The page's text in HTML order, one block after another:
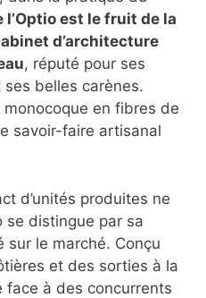
l’Optio est le fruit de la
d’architecture
, réputé pour ses
belles carènes.
en fibres de
savoir-faire artisanal
d’unités produites ne
se distingue par sa
sur le marché. Conçu
et des sorties à la
face à des concurrents